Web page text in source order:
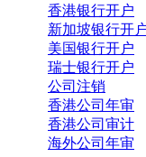
香港银行开户
新加坡银行开
美国银行开户
瑞士银行开户
公司注销
香港公司年审
香港公司审计
海外公司年审